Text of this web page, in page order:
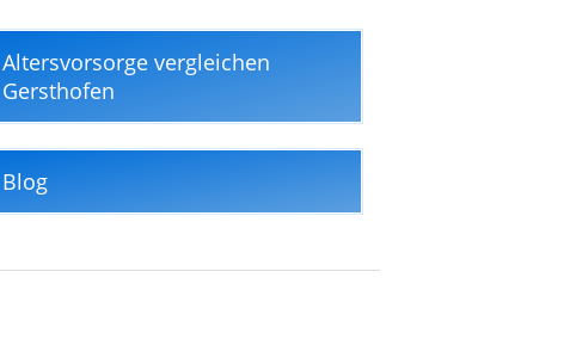
Altersvorsorge vergleichen
Gersthofen
Blog